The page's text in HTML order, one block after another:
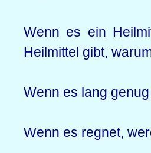
Wenn es ein
Heilmittel gibt,
Wenn es lang
Wenn es regnet,